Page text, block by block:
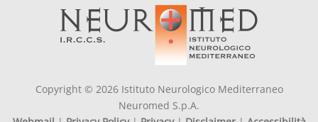
Copyright © 2026 Istituto Neurologico Mediterraneo
Neuromed S.p.A.